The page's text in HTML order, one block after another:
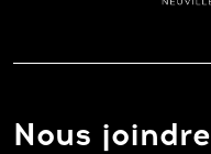
Nous joindre